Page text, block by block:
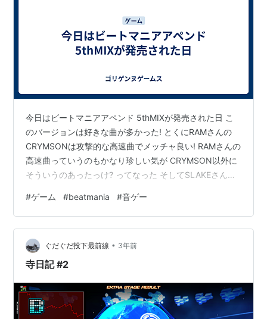
今日はビートマニアアペンド 5thMIXが発売された日 こ
のバージョンは好きな曲が多かった! とくにRAMさんの
CRYMSONは攻撃的な高速曲でメッチャ良い! RAMさんの
高速曲っていうのもかなり珍しい気が CRYMSON以外に
そういうのあったっけ? ってなった そしてSLAKEさんの
新曲が多くて個人的にうれしい✨ L.E.D.LIGHTさんの
OVER BLAST!! やTHE EARTH LIGHTが収録されているの
もナイス Miracle Moon ～L.E.D.LIGHT STYLE MIX～があ
るのもいいねえー ダンスダンス…
#ゲーム #beatmania #音ゲー
ぐだぐだ投下最前線 • 3年前
寺日記 #2